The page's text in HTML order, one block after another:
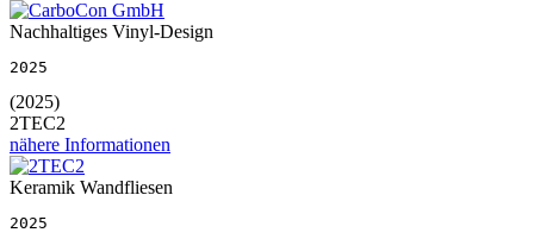
Nachhaltiges Vinyl-Design
2025
(2025)
2TEC2
nähere Informationen
Keramik Wandfliesen
2025